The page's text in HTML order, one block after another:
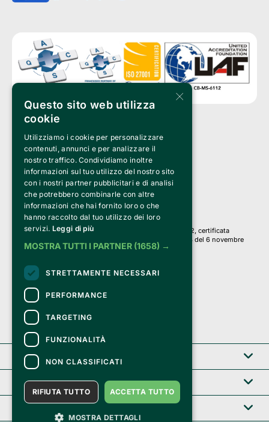
Clappit è un marchio di proprietà di:
Bemils Srl
a Socio Unico
Via Fosse Ardeatine, 4 -20092 Cinisello Balsamo (MI)
PI 05589050961
Iscr. C.C.I.A.A. Milano R.E.A. 1833471
© 2010-2025 Bemils Srl - Tutti i diritti riservati
Credits:
Clappit è basato sulla piattaforma di biglietteria Belive 6.2, certificata
dall’Agenzia delle Entrate con protocollo n. 2025/445474 del 6 novembre
2025.
Su Clappit i tuoi acquisti ed i tuoi dati
sono sicuri e protetti da un certificato SSL
con crittografia a 128 bit.
Clappit
Help center
×
Questo sito web utilizza
cookie
Utilizziamo i cookie per personalizzare
contenuti, annunci e per analizzare il
nostro traffico. Condividiamo inoltre
informazioni sul tuo utilizzo del nostro sito
con i nostri partner pubblicitari e di analisi
che potrebbero combinarle con altre
informazioni che hai fornito loro o che
hanno raccolto dal tuo utilizzo dei loro
servizi. Leggi di più
MOSTRA TUTTI I PARTNER (1658) →
STRETTAMENTE NECESSARI
PERFORMANCE
TARGETING
FUNZIONALITÀ
NON CLASSIFICATI
ACCETTA TUTTO
RIFIUTA TUTTO
MOSTRA DETTAGLI